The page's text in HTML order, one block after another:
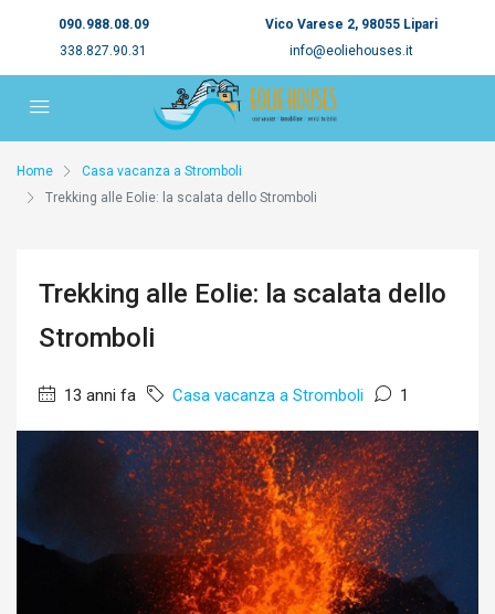
090.988.08.09
338.827.90.31
Vico Varese 2, 98055 Lipari
info@eoliehouses.it
Home
Casa vacanza a Stromboli
Trekking alle Eolie: la scalata dello Stromboli
Trekking alle Eolie: la scalata dello
Stromboli
13 anni fa Casa vacanza a Stromboli 1